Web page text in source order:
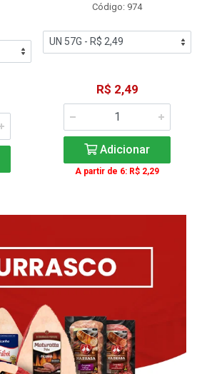
Código: 974
R$ 2,49
Adicionar
A partir de 6: R$ 2,29